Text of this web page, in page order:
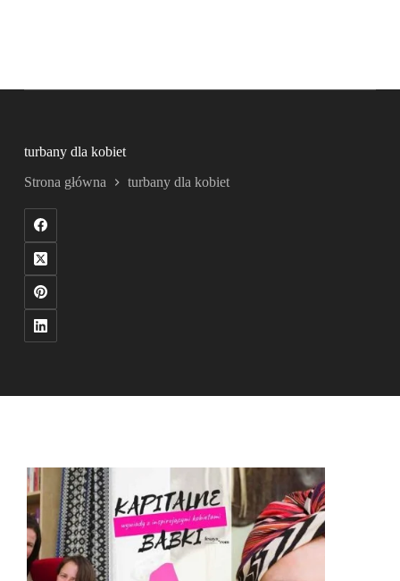
turbany dla kobiet
Strona główna turbany dla kobiet